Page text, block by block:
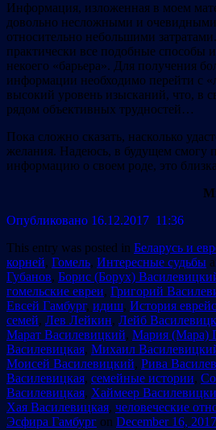
Информация, изложенная в моем
довольно несложными и
относительно небольшими
практически все подобные способы
некоего «барьера». Для получения
информации необходимо перейти с
высокий уровень изысканий, что, в
рядом объективных трудностей…
Пока сложно сказать, насколько
желания. Надеюсь, в будущем смогу
информацию о своем роде, это
Опубликовано 16.12.2017 11:36
This entry was posted in Беларусь и
корней, Гомель, Интересные судьбы
Губанов, Борис (Борух)
гомельские евреи, Григорий
Евсей Гамбург, идиш, История
семей, Лев Лейкин, Лейб
Марат Василевицкий, Мария (Мара)
Василевицкая, Михаил
Моисей Василевицкий, Рива
Василевицкая, семейные истории,
Василевицкая, Хаймеер
Хая Василевицкая, человеческие
Эсфира Гамбург on December 16, 2017